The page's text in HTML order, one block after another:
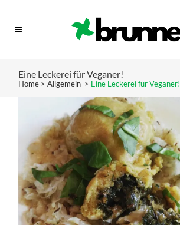
Eine Leckerei für Veganer!
Home >Allgemein > Eine Leckerei für Veganer!